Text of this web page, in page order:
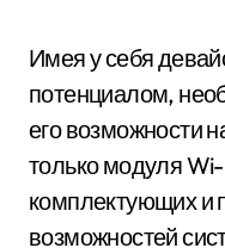
Имея у себя
потенциалом,
его возможности
только модуля
комплектующих и
возможностей